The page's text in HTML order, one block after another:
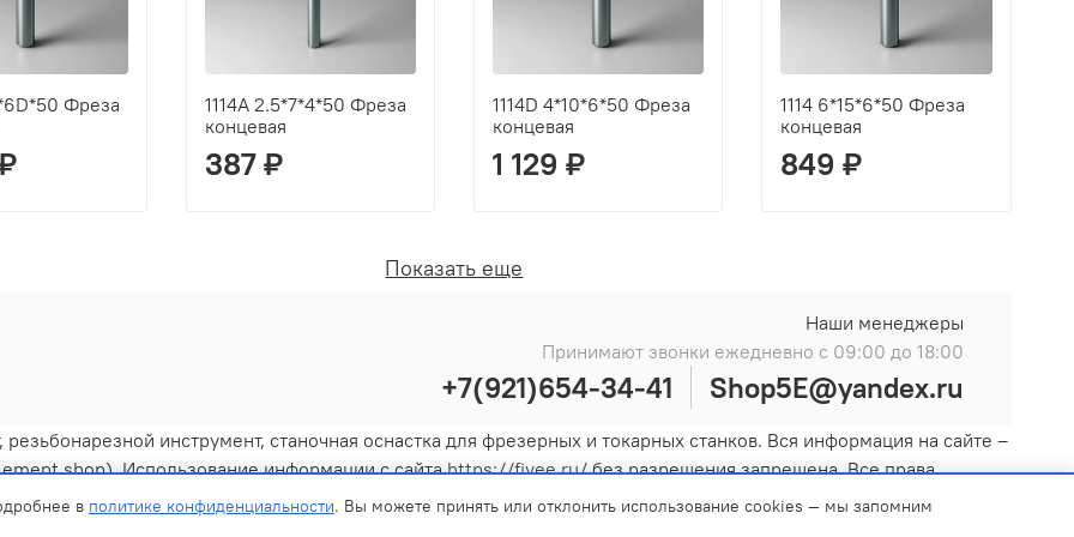
в политике конфиденциальности. Вы можете принять или отклонить использование cookies — мы запомним
Фреза
1114A 2.5*7*4*50 Фреза
концевая
387 ₽
1114D 4*10*6*50 Фреза
концевая
1 129 ₽
1114 6*15*6*50 Фреза
концевая
849 ₽
Показать еще
Наши менеджеры
Принимают звонки ежедневно с 09:00 до 18:00
+7(921)654-34-41 Shop5E@yandex.ru
инструмент, станочная оснастка для фрезерных и токарных станков. Вся информация на сайте –
Использование информации с сайтаhttps://fivee.ru/без разрешения запрещена. Все права
публичной офертой. Магазин оставляет за собой право вносить изменения в дизайн и комплектацию без
и пользовательского соглашения каждый раз, когда оставляете свои данные в любой форме